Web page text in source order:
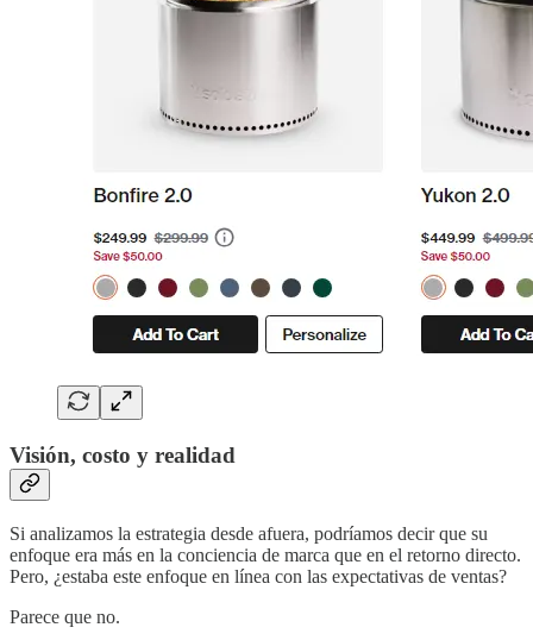
Visión, costo y realidad
Si analizamos la estrategia desde afuera, podríamos decir que su
enfoque era más en la conciencia de marca que en el retorno directo.
Pero, ¿estaba este enfoque en línea con las expectativas de ventas?
Parece que no.